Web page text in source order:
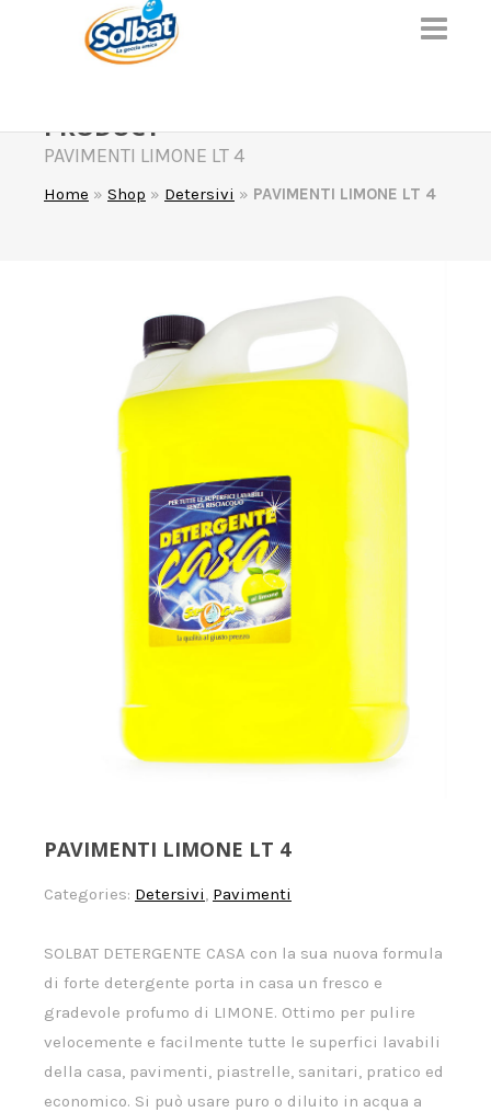
PRODUCT
PAVIMENTI LIMONE LT 4
Home » Shop » Detersivi » PAVIMENTI LIMONE LT 4
PAVIMENTI LIMONE LT 4
Categories: Detersivi, Pavimenti
SOLBAT DETERGENTE CASA con la sua nuova formula
di forte detergente porta in casa un fresco e
gradevole profumo di LIMONE. Ottimo per pulire
velocemente e facilmente tutte le superfici lavabili
della casa, pavimenti, piastrelle, sanitari, pratico ed
economico. Si può usare puro o diluito in acqua a